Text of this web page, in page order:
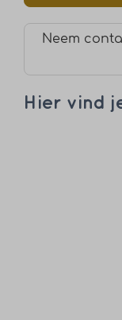
Hier vind